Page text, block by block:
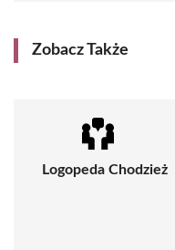
Zobacz Także
Logopeda Chodzież